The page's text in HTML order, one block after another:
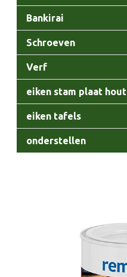
Bankirai
Schroeven
Verf
eiken stam plaat hout
eiken tafels
onderstellen